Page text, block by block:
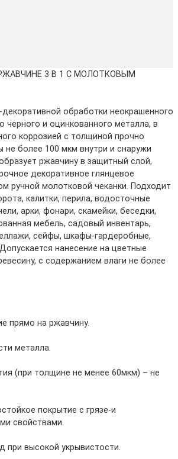
3 В 1 С МОЛОТКОВЫМ
обработки неокрашенного
черного и оцинкованного металла, в
коррозией с толщиной прочно
не более 100 мкм внутри и снаружи
ржавчину в защитный слой,
декоративное глянцевое
ручной молотковой чеканки. Подходит
калитки, перила, водосточные
арки, фонари, скамейки, беседки,
мебель, садовый инвентарь,
сейфы, шкафы-гардеробные,
нанесение на цветные
с содержанием влаги не более
прямо на ржавчину.
металла.
(при толщине не менее 60мкм) – не
покрытие с грязе-и
свойствами.
при высокой укрывистости.